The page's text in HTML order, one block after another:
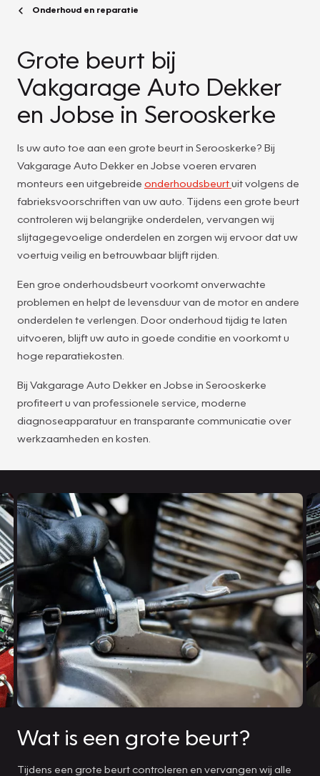
Onderhoud en reparatie
Grote beurt bij
Vakgarage Auto Dekker
en Jobse in Serooskerke
Is uw auto toe aan een grote beurt in Serooskerke? Bij
Vakgarage Auto Dekker en Jobse voeren ervaren
monteurs een uitgebreide onderhoudsbeurtuit volgens de
fabrieksvoorschriften van uw auto. Tijdens een grote beurt
controleren wij belangrijke onderdelen, vervangen wij
slijtagegevoelige onderdelen en zorgen wij ervoor dat uw
voertuig veilig en betrouwbaar blijft rijden.
Een groe onderhoudsbeurt voorkomt onverwachte
problemen en helpt de levensduur van de motor en andere
onderdelen te verlengen. Door onderhoud tijdig te laten
uitvoeren, blijft uw auto in goede conditie en voorkomt u
hoge reparatiekosten.
Bij Vakgarage Auto Dekker en Jobse in Serooskerke
profiteert u van professionele service, moderne
diagnoseapparatuur en transparante communicatie over
werkzaamheden en kosten.
Wat is een grote beurt?
Tijdens een grote beurt controleren en vervangen wij alle